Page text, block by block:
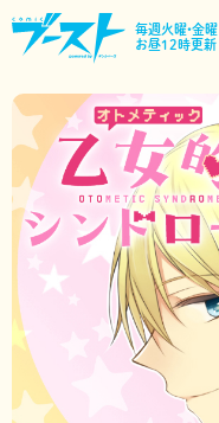
毎週火曜•金曜
お昼12時更新